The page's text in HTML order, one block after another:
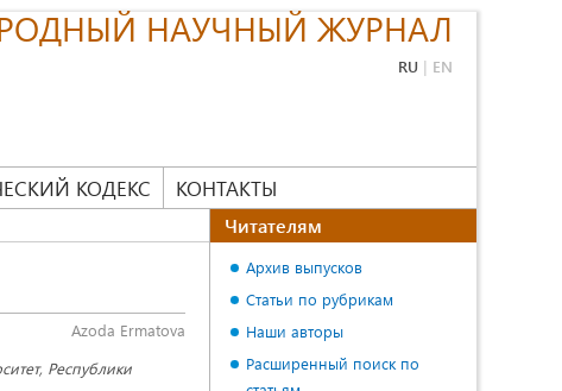
НАУЧНЫЙ ЖУРНАЛ
RU | EN
КОДЕКС КОНТАКТЫ
Azoda Ermatova
Республики
Читателям
Архив выпусков
Статьи по рубрикам
Наши авторы
Расширенный поиск по